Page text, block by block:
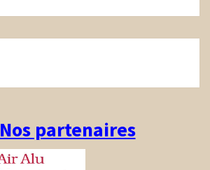
Nos partenaires